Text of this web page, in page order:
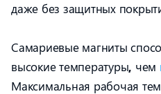
даже без защитных
Самариевые магниты
высокие температуры, чем
Максимальная рабочая